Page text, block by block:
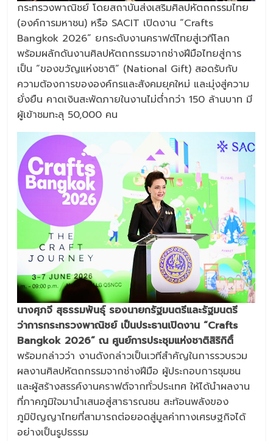
กระทรวงพาณิชย์ โดยสถาบันส่งเสริมศิลปหัตถกรรมไทย
(องค์การมหาชน) หรือ SACIT เปิดงาน “Crafts
Bangkok 2026” ยกระดับงานคราฟต์ไทยสู่เวทีโลก
พร้อมผลักดันงานศิลปหัตถกรรมจากช่างฝีมือไทยสู่การ
เป็น “ของขวัญแห่งชาติ” (National Gift) สอดรับกับ
ความต้องการขององค์กรและสังคมยุคใหม่ และมุ่งสู่ความ
ยั่งยืน คาดเงินสะพัดภายในงานไม่ต่ำกว่า 150 ล้านบาท มี
ผู้เข้าชมทะลุ 50,000 คน
นางศุภจี สุธรรมพันธุ์ รองนายกรัฐมนตรีและรัฐมนตรี
ว่าการกระทรวงพาณิชย์ เป็นประธานเปิดงาน “Crafts
Bangkok 2026” ณ ศูนย์การประชุมแห่งชาติสิริกิติ์
พร้อมกล่าวว่า งานดังกล่าวเป็นเวทีสำคัญในการรวบรวม
ผลงานศิลปหัตถกรรมจากช่างฝีมือ ผู้ประกอบการชุมชน
และผู้สร้างสรรค์งานคราฟต์จากทั่วประเทศ ให้ได้นำผลงาน
ที่ภาคภูมิใจมานำเสนอสู่สาธารณชน สะท้อนพลังของ
ภูมิปัญญาไทยที่สามารถต่อยอดสู่มูลค่าทางเศรษฐกิจได้
อย่างเป็นรูปธรรม